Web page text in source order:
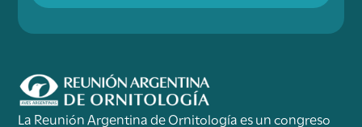
La Reunión Argentina de Ornitología es un congreso